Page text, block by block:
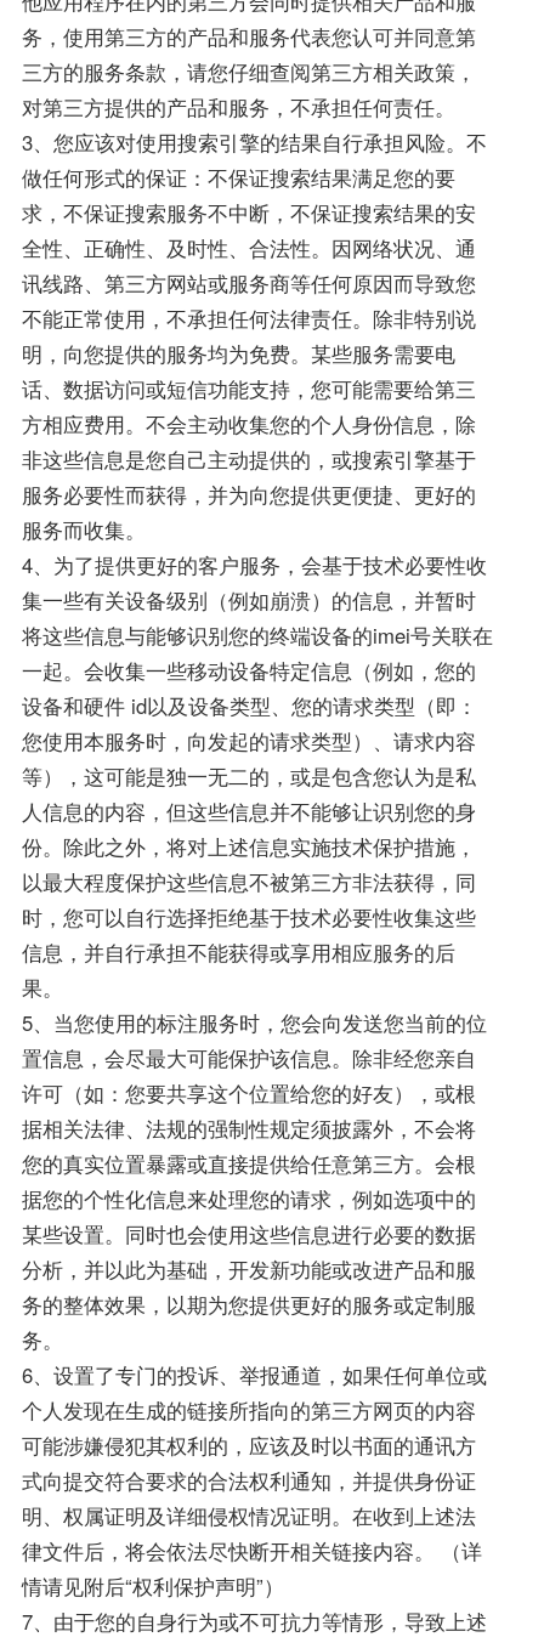
务，使用第三方的产品和服务代表您认可并同意第
三方的服务条款，请您仔细查阅第三方相关政策，
对第三方提供的产品和服务，不承担任何责任。
3、您应该对使用搜索引擎的结果自行承担风险。不
做任何形式的保证：不保证搜索结果满足您的要
求，不保证搜索服务不中断，不保证搜索结果的安
全性、正确性、及时性、合法性。因网络状况、通
讯线路、第三方网站或服务商等任何原因而导致您
不能正常使用，不承担任何法律责任。除非特别说
明，向您提供的服务均为免费。某些服务需要电
话、数据访问或短信功能支持，您可能需要给第三
方相应费用。不会主动收集您的个人身份信息，除
非这些信息是您自己主动提供的，或搜索引擎基于
服务必要性而获得，并为向您提供更便捷、更好的
服务而收集。
4、为了提供更好的客户服务，会基于技术必要性收
集一些有关设备级别（例如崩溃）的信息，并暂时
将这些信息与能够识别您的终端设备的imei号关联在
一起。会收集一些移动设备特定信息（例如，您的
设备和硬件 id以及设备类型、您的请求类型（即：
您使用本服务时，向发起的请求类型）、请求内容
等），这可能是独一无二的，或是包含您认为是私
人信息的内容，但这些信息并不能够让识别您的身
份。除此之外，将对上述信息实施技术保护措施，
以最大程度保护这些信息不被第三方非法获得，同
时，您可以自行选择拒绝基于技术必要性收集这些
信息，并自行承担不能获得或享用相应服务的后
果。
5、当您使用的标注服务时，您会向发送您当前的位
置信息，会尽最大可能保护该信息。除非经您亲自
许可（如：您要共享这个位置给您的好友），或根
据相关法律、法规的强制性规定须披露外，不会将
您的真实位置暴露或直接提供给任意第三方。会根
据您的个性化信息来处理您的请求，例如选项中的
某些设置。同时也会使用这些信息进行必要的数据
分析，并以此为基础，开发新功能或改进产品和服
务的整体效果，以期为您提供更好的服务或定制服
务。
6、设置了专门的投诉、举报通道，如果任何单位或
个人发现在生成的链接所指向的第三方网页的内容
可能涉嫌侵犯其权利的，应该及时以书面的通讯方
式向提交符合要求的合法权利通知，并提供身份证
明、权属证明及详细侵权情况证明。在收到上述法
律文件后，将会依法尽快断开相关链接内容。 （详
情请见附后“权利保护声明”）
7、由于您的自身行为或不可抗力等情形，导致上述